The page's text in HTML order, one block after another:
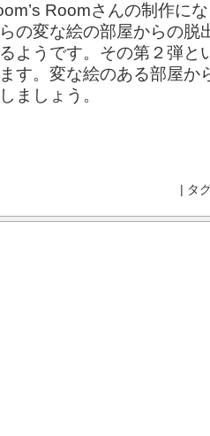
Roomさんの制作に
の変な絵の部屋からの脱
ようです。その第２弾と
す。変な絵のある部屋か
ましょう。
| タ